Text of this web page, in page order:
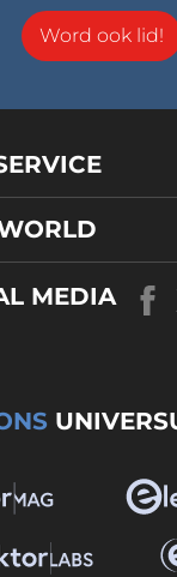
Word ook lid!
MEDIA